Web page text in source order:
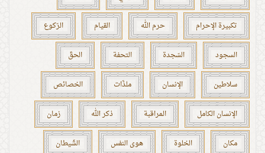
تكبيرة الإحرام حرم الله القيام الرّكوع
السجود السّجدة التحفة الحقّ
سلاطين الإنسان ملذّات الخصائص
الإنسان الكامل المراقبة ذكر الله زمان
مكان الخلوة هوى النفس الشّيطان